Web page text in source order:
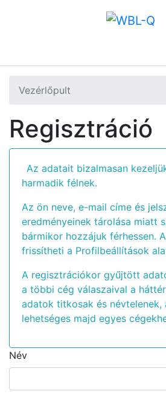
Vezérlőpult
Regisztráció
Az adatait bizalmasan
harmadik félnek.
Az ön neve, e-mail címe és
eredményeinek tárolása miatt
bármikor hozzájuk férhessen.
frissítheti a Profilbeállítások
A regisztrációkor gyűjtött
a többi cég válaszaival a
adatok titkosak és névtelenek,
lehetséges majd egyes
Név